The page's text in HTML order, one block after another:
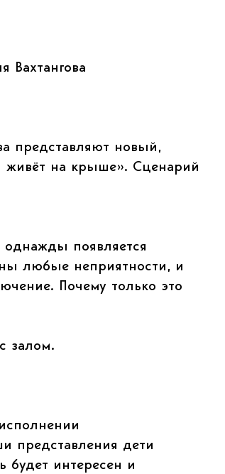
Вахтангова
представляют новый,
живёт на крыше». Сценарий
однажды появляется
любые неприятности, и
Почему только это
залом.
представления дети
будет интересен и